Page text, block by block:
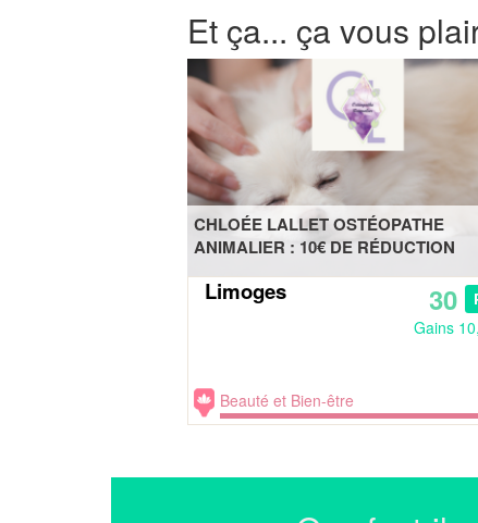
Et ça... ça vous
CHLOÉE LALLET OSTÉOPATHE
ANIMALIER : 10€ DE RÉDUCTION
Limoges 30
Gains
Beauté et Bien-être